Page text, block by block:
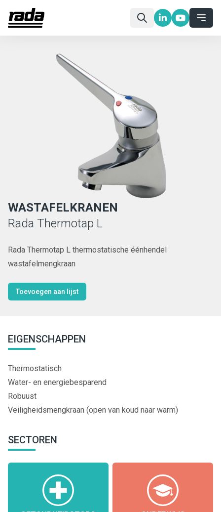
WASTAFELKRANEN
Rada Thermotap L
Rada Thermotap L thermostatische éénhendel
wastafelmengkraan
Toevoegen aan lijst
EIGENSCHAPPEN
Thermostatisch
Water- en energiebesparend
Robuust
Veiligheidsmengkraan (open van koud naar warm)
SECTOREN